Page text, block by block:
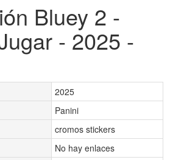
Bluey 2 -
- 2025 -
2025
Panini
cromos stickers
No hay enlaces